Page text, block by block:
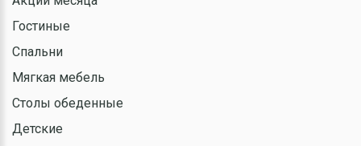
Гостиные
Спальни
Мягкая мебель
Столы обеденные
Детские